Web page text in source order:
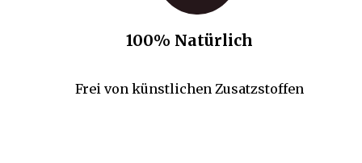
100% Natürlich
Frei von künstlichen Zusatzstoffen